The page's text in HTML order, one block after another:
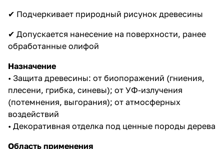
✔ Подчеркивает природный рисунок древесины
✔ Допускается нанесение на поверхности, ранее
обработанные олифой
Назначение
• Защита древесины: от биопоражений (гниения,
плесени, грибка, синевы); от УФ-излучения
(потемнения, выгорания); от атмосферных
воздействий
• Декоративная отделка под ценные породы дерева
Область применения